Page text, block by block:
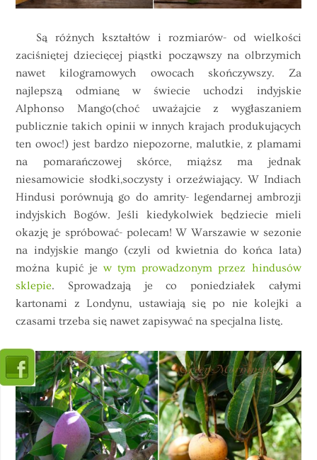
Są różnych kształtów i rozmiarów- od wielkości
zaciśniętej dziecięcej piąstki począwszy na olbrzymich
nawet kilogramowych owocach skończywszy. Za
najlepszą odmianę w świecie uchodzi indyjskie
Alphonso Mango(choć uważajcie z wygłaszaniem
publicznie takich opinii w innych krajach produkujących
ten owoc!) jest bardzo niepozorne, malutkie, z plamami
na pomarańczowej skórce, miąższ ma jednak
niesamowicie słodki,soczysty i orzeźwiający. W Indiach
Hindusi porównują go do amrity- legendarnej ambrozji
indyjskich Bogów. Jeśli kiedykolwiek będziecie mieli
okazję je spróbować- polecam! W Warszawie w sezonie
na indyjskie mango (czyli od kwietnia do końca lata)
można kupić je w tym prowadzonym przez hindusów
sklepie. Sprowadzają je co poniedziałek całymi
kartonami z Londynu, ustawiają się po nie kolejki a
czasami trzeba się nawet zapisywać na specjalna listę.